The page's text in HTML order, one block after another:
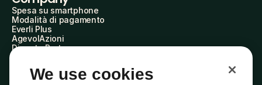
Spesa su smartphone
Modalità di pagamento
Everli Plus
AgevolAzioni
Diventa Partner
Everli Shoppers
About Us
We use cookies